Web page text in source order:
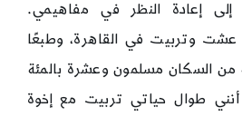
إلى إعادة النظر في مفاهيمي.
عشت وتربيت في القاهرة، وطبعًا
السكان مسلمون وعشرة بالمئة
طوال حياتي تربيت مع إخوة